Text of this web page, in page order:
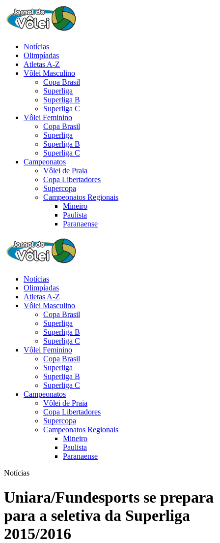
Notícias
Olimpíadas
Atletas A-Z
Vôlei Masculino
Copa Brasil
Superliga
Superliga B
Superliga C
Vôlei Feminino
Copa Brasil
Superliga
Superliga B
Superliga C
Campeonatos
Vôlei de Praia
Copa Libertadores
Supercopa
Campeonatos Regionais
Mineiro
Paulista
Paranaense
Notícias
Olimpíadas
Atletas A-Z
Vôlei Masculino
Copa Brasil
Superliga
Superliga B
Superliga C
Vôlei Feminino
Copa Brasil
Superliga
Superliga B
Superliga C
Campeonatos
Vôlei de Praia
Copa Libertadores
Supercopa
Campeonatos Regionais
Mineiro
Paulista
Paranaense
Notícias
Uniara/Fundesports se prepara
para a seletiva da Superliga
2015/2016